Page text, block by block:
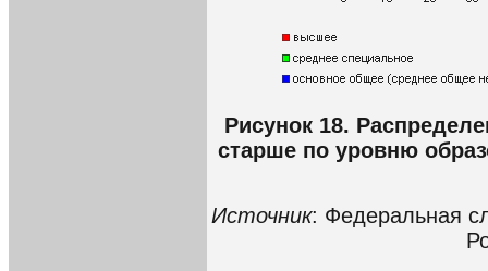
Рисунок 18.
старше по уровню
Источник: Федеральная